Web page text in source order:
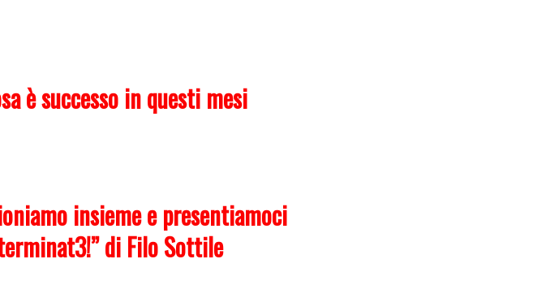
è successo in questi mesi
insieme e presentiamoci
di Filo Sottile